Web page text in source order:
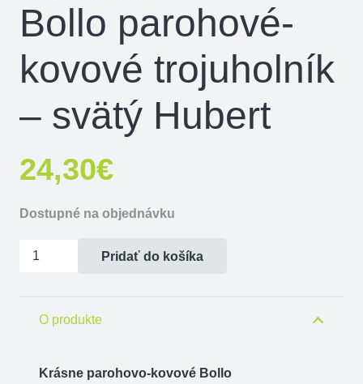
Bollo parohové-
kovové trojuholník
– svätý Hubert
24,30€
Dostupné na objednávku
množstvo
kovové
Pridať do košíka
O produkte
Krásne parohovo-kovové Bollo